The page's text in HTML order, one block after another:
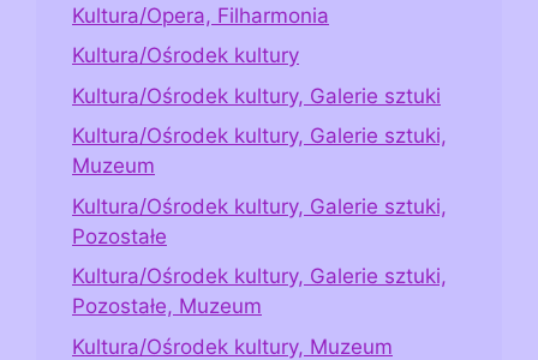
Kultura/Opera, Filharmonia
Kultura/Ośrodek kultury
Kultura/Ośrodek kultury, Galerie sztuki
Kultura/Ośrodek kultury, Galerie sztuki,
Muzeum
Kultura/Ośrodek kultury, Galerie sztuki,
Pozostałe
Kultura/Ośrodek kultury, Galerie sztuki,
Pozostałe, Muzeum
Kultura/Ośrodek kultury, Muzeum